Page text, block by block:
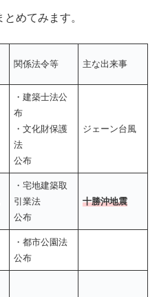
めてみます。
関係法令等 主な出来事
・建築士法公
布
・文化財保護
法
公布
ジェーン台風
・宅地建築取
引業法
公布
十勝沖地震
・都市公園法
公布